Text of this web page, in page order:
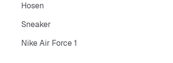
Hosen
Sneaker
Nike Air Force 1